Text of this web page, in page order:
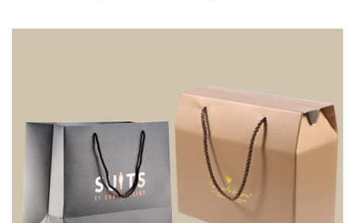
düzeye çıkarır.